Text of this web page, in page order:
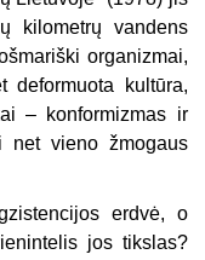
kilometrų vandens
organizmai,
kultūra,
– konformizmas ir
net vieno žmogaus
erdvė, o
jos tikslas?